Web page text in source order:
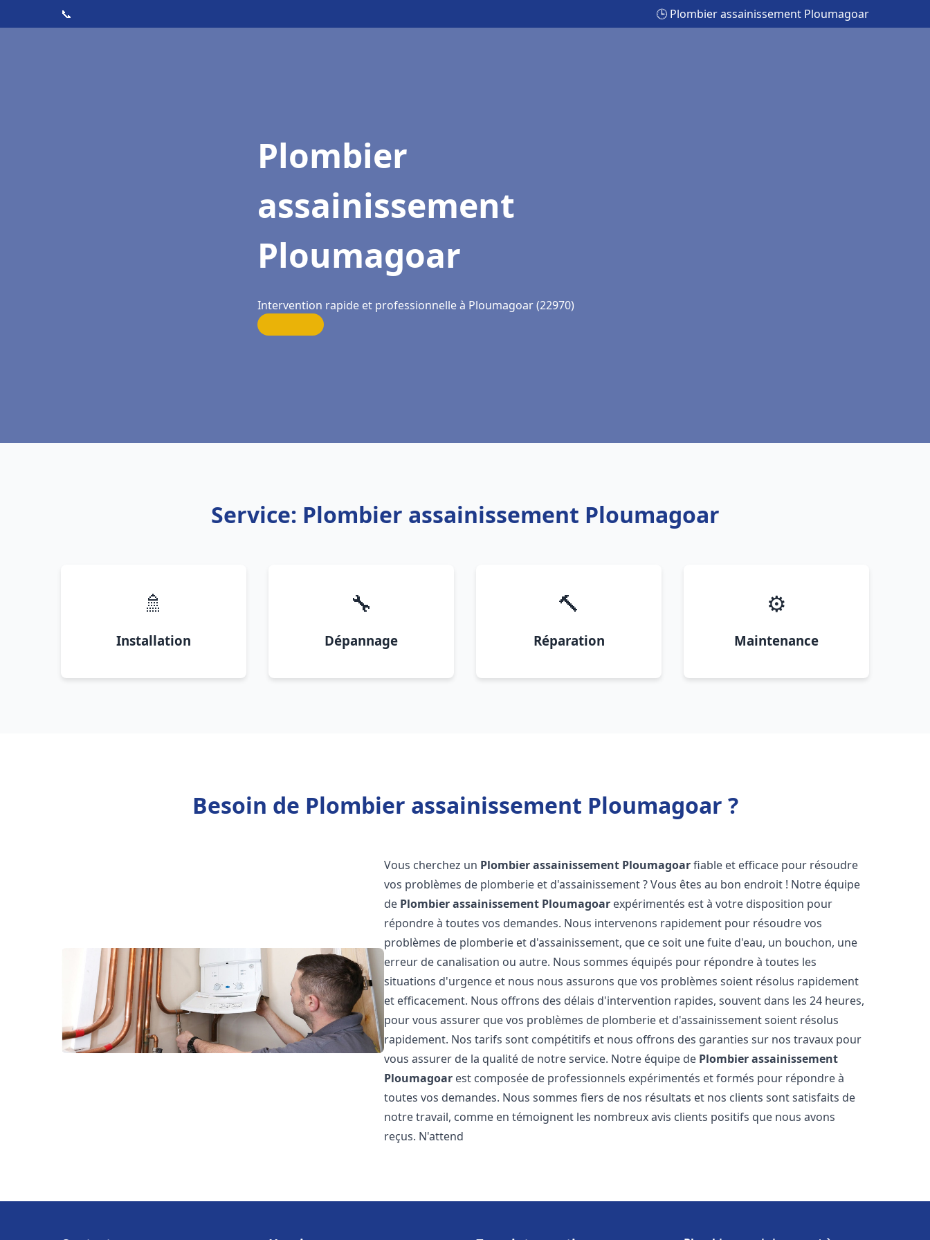
📞 🕒 Plombier assainissement Ploumagoar
Plombier
assainissement
Ploumagoar
Intervention rapide et professionnelle à Ploumagoar (22970)
Service: Plombier assainissement Ploumagoar
🚿
Installation
🔧
Dépannage
🔨
Réparation
⚙️
Maintenance
Besoin de Plombier assainissement Ploumagoar ?
Vous cherchez un Plombier assainissement Ploumagoarfiable et efficace pour résoudre
vos problèmes de plomberie et d'assainissement ? Vous êtes au bon endroit ! Notre équipe
de Plombier assainissement Ploumagoar expérimentés est à votre disposition pour
répondre à toutes vos demandes. Nous intervenons rapidement pour résoudre vos
problèmes de plomberie et d'assainissement, que ce soit une fuite d'eau, un bouchon, une
erreur de canalisation ou autre. Nous sommes équipés pour répondre à toutes les
situations d'urgence et nous nous assurons que vos problèmes soient résolus rapidement
et efficacement. Nous offrons des délais d'intervention rapides, souvent dans les 24 heures,
pour vous assurer que vos problèmes de plomberie et d'assainissement soient résolus
rapidement. Nos tarifs sont compétitifs et nous offrons des garanties sur nos travaux pour
vous assurer de la qualité de notre service. Notre équipe de Plombier assainissement
Ploumagoar est composée de professionnels expérimentés et formés pour répondre à
toutes vos demandes. Nous sommes fiers de nos résultats et nos clients sont satisfaits de
notre travail, comme en témoignent les nombreux avis clients positifs que nous avons
reçus. N'attend